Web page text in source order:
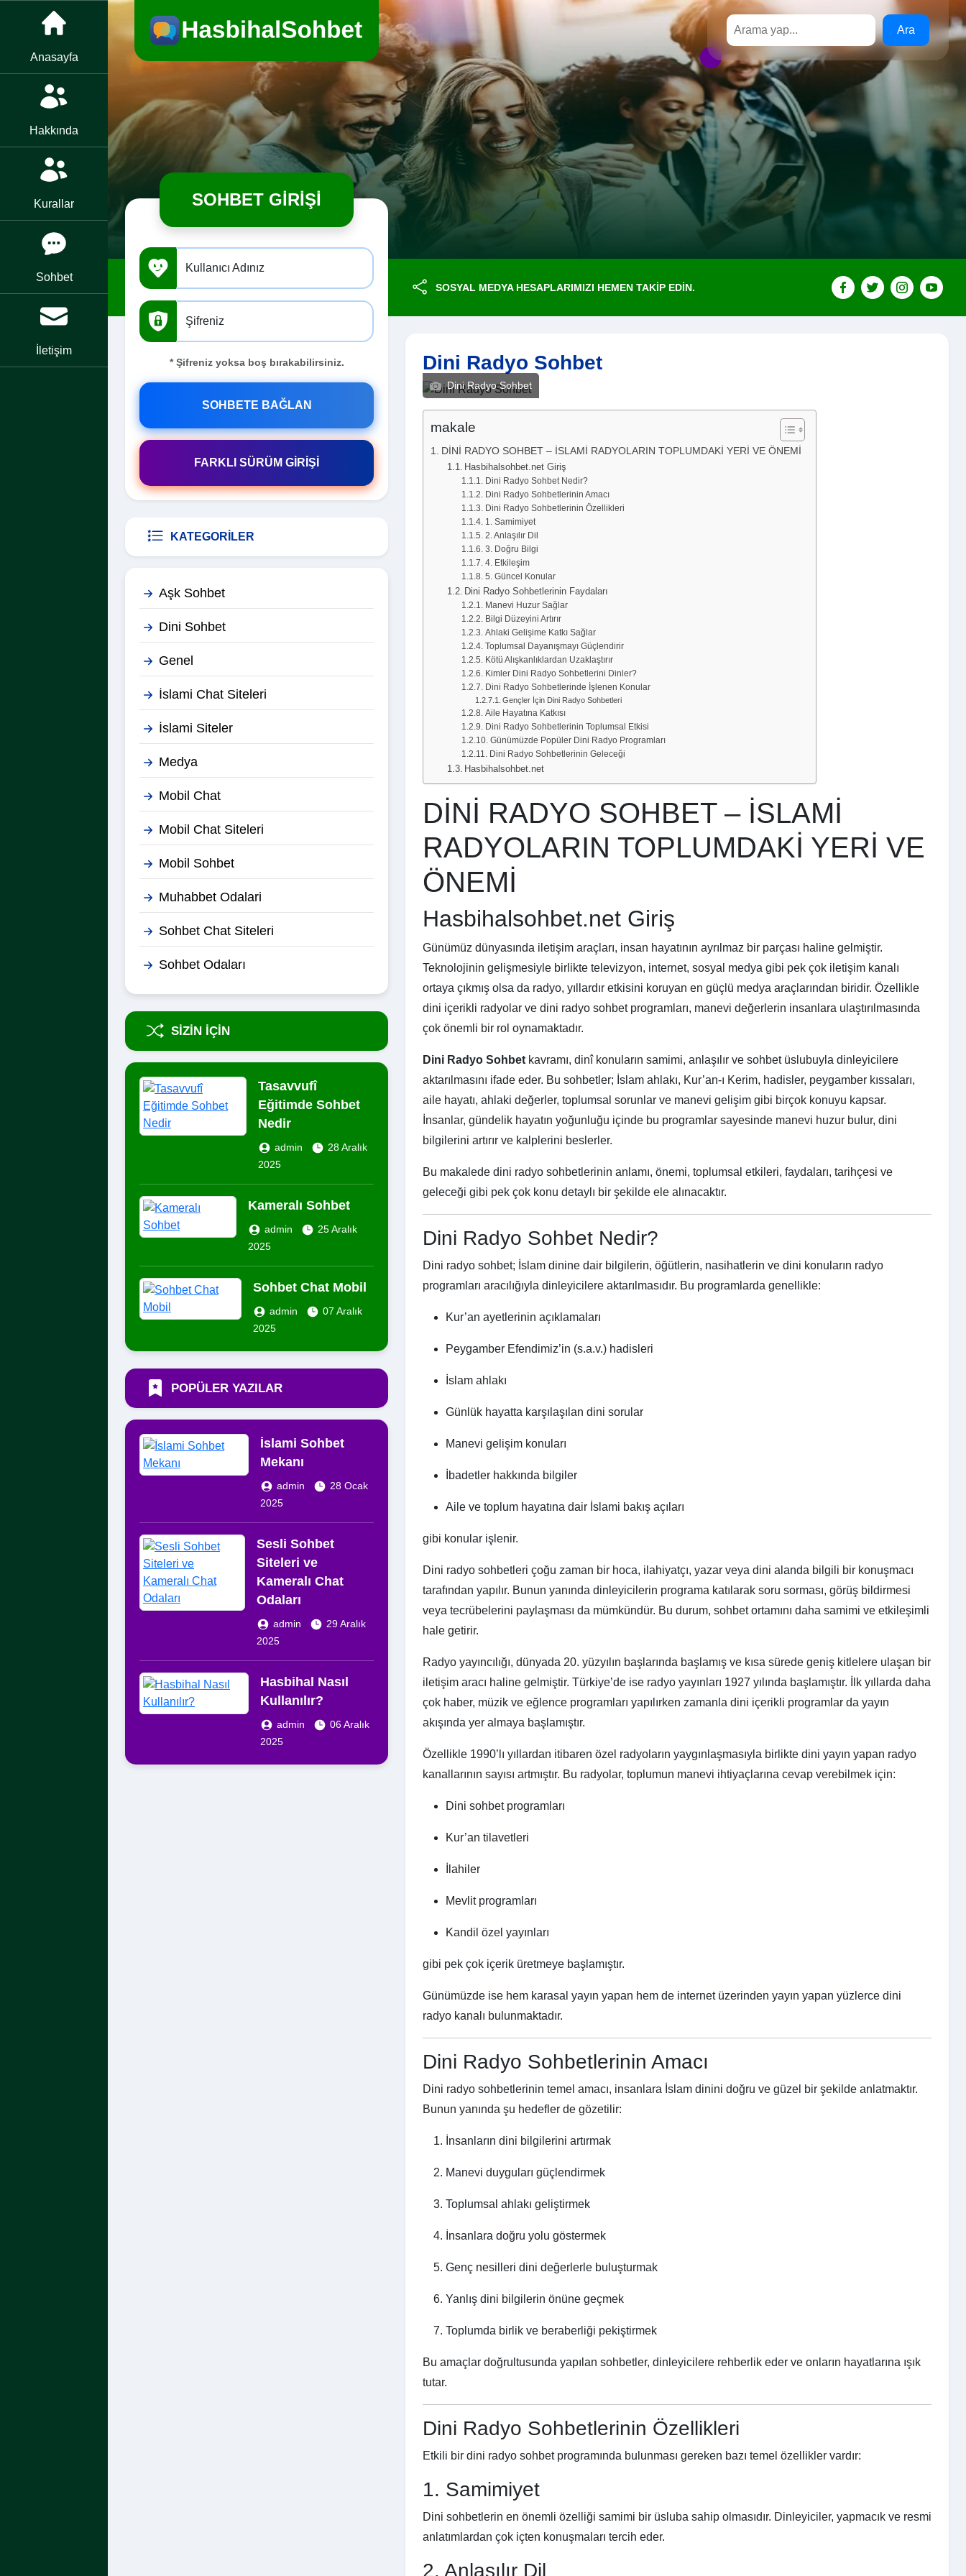
Anasayfa
Hakkında
Kurallar
Sohbet
İletişim
Ara
SOSYAL MEDYA HESAPLARIMIZI HEMEN TAKIP EDIN.
SOHBET GIRIŞI
Kullanıcı Adınız
Şifreniz
* Şifreniz yoksa boş bırakabilirsiniz.
SOHBETE BAĞLAN
FARKLI SÜRÜM GİRİŞİ
KATEGORILER
Aşk Sohbet
Dini Sohbet
Genel
İslami Chat Siteleri
İslami Siteler
Medya
Mobil Chat
Mobil Chat Siteleri
Mobil Sohbet
Muhabbet Odalari
Sohbet Chat Siteleri
Sohbet Odaları
SIZIN İÇIN
Tasavvufî
Eğitimde Sohbet
Nedir
admin
28 Aralık
2025
Kameralı Sohbet
admin
25 Aralık
2025
Sohbet Chat Mobil
admin
07 Aralık
2025
POPÜLER YAZILAR
İslami Sohbet
Mekanı
admin
28 Ocak
2025
Sesli Sohbet
Siteleri ve
Kameralı Chat
Odaları
admin
29 Aralık
2025
Hasbihal Nasıl
Kullanılır?
admin
06 Aralık
2025
Dini Radyo Sohbet
Dini Radyo Sohbet
makale
DİNİ RADYO SOHBET – İSLAMİ RADYOLARIN TOPLUMDAKİ YERİ VE ÖNEMİ
Hasbihalsohbet.net Giriş
Dini Radyo Sohbet Nedir?
Dini Radyo Sohbetlerinin Amacı
Dini Radyo Sohbetlerinin Özellikleri
1. Samimiyet
2. Anlaşılır Dil
3. Doğru Bilgi
4. Etkileşim
5. Güncel Konular
Dini Radyo Sohbetlerinin Faydaları
Manevi Huzur Sağlar
Bilgi Düzeyini Artırır
Ahlaki Gelişime Katkı Sağlar
Toplumsal Dayanışmayı Güçlendirir
Kötü Alışkanlıklardan Uzaklaştırır
Kimler Dini Radyo Sohbetlerini Dinler?
Dini Radyo Sohbetlerinde İşlenen Konular
Gençler İçin Dini Radyo Sohbetleri
Aile Hayatına Katkısı
Dini Radyo Sohbetlerinin Toplumsal Etkisi
Günümüzde Popüler Dini Radyo Programları
Dini Radyo Sohbetlerinin Geleceği
Hasbihalsohbet.net
DİNİ RADYO SOHBET – İSLAMİ
RADYOLARIN TOPLUMDAKİ YERİ VE
ÖNEMİ
Hasbihalsohbet.net Giriş
Günümüz dünyasında iletişim araçları, insan hayatının ayrılmaz bir parçası haline gelmiştir.
Teknolojinin gelişmesiyle birlikte televizyon, internet, sosyal medya gibi pek çok iletişim kanalı
ortaya çıkmış olsa da radyo, yıllardır etkisini koruyan en güçlü medya araçlarından biridir. Özellikle
dini içerikli radyolar ve dini radyo sohbet programları, manevi değerlerin insanlara ulaştırılmasında
çok önemli bir rol oynamaktadır.
Dini Radyo Sohbet kavramı, dinî konuların samimi, anlaşılır ve sohbet üslubuyla dinleyicilere
aktarılmasını ifade eder. Bu sohbetler; İslam ahlakı, Kur’an-ı Kerim, hadisler, peygamber kıssaları,
aile hayatı, ahlaki değerler, toplumsal sorunlar ve manevi gelişim gibi birçok konuyu kapsar.
İnsanlar, gündelik hayatın yoğunluğu içinde bu programlar sayesinde manevi huzur bulur, dini
bilgilerini artırır ve kalplerini beslerler.
Bu makalede dini radyo sohbetlerinin anlamı, önemi, toplumsal etkileri, faydaları, tarihçesi ve
geleceği gibi pek çok konu detaylı bir şekilde ele alınacaktır.
Dini Radyo Sohbet Nedir?
Dini radyo sohbet; İslam dinine dair bilgilerin, öğütlerin, nasihatlerin ve dini konuların radyo
programları aracılığıyla dinleyicilere aktarılmasıdır. Bu programlarda genellikle:
Kur’an ayetlerinin açıklamaları
Peygamber Efendimiz’in (s.a.v.) hadisleri
İslam ahlakı
Günlük hayatta karşılaşılan dini sorular
Manevi gelişim konuları
İbadetler hakkında bilgiler
Aile ve toplum hayatına dair İslami bakış açıları
gibi konular işlenir.
Dini radyo sohbetleri çoğu zaman bir hoca, ilahiyatçı, yazar veya dini alanda bilgili bir konuşmacı
tarafından yapılır. Bunun yanında dinleyicilerin programa katılarak soru sorması, görüş bildirmesi
veya tecrübelerini paylaşması da mümkündür. Bu durum, sohbet ortamını daha samimi ve etkileşimli
hale getirir.
Radyo yayıncılığı, dünyada 20. yüzyılın başlarında başlamış ve kısa sürede geniş kitlelere ulaşan bir
iletişim aracı haline gelmiştir. Türkiye’de ise radyo yayınları 1927 yılında başlamıştır. İlk yıllarda daha
çok haber, müzik ve eğlence programları yapılırken zamanla dini içerikli programlar da yayın
akışında yer almaya başlamıştır.
Özellikle 1990’lı yıllardan itibaren özel radyoların yaygınlaşmasıyla birlikte dini yayın yapan radyo
kanallarının sayısı artmıştır. Bu radyolar, toplumun manevi ihtiyaçlarına cevap verebilmek için:
Dini sohbet programları
Kur’an tilavetleri
İlahiler
Mevlit programları
Kandil özel yayınları
gibi pek çok içerik üretmeye başlamıştır.
Günümüzde ise hem karasal yayın yapan hem de internet üzerinden yayın yapan yüzlerce dini
radyo kanalı bulunmaktadır.
Dini Radyo Sohbetlerinin Amacı
Dini radyo sohbetlerinin temel amacı, insanlara İslam dinini doğru ve güzel bir şekilde anlatmaktır.
Bunun yanında şu hedefler de gözetilir:
İnsanların dini bilgilerini artırmak
Manevi duyguları güçlendirmek
Toplumsal ahlakı geliştirmek
İnsanlara doğru yolu göstermek
Genç nesilleri dini değerlerle buluşturmak
Yanlış dini bilgilerin önüne geçmek
Toplumda birlik ve beraberliği pekiştirmek
Bu amaçlar doğrultusunda yapılan sohbetler, dinleyicilere rehberlik eder ve onların hayatlarına ışık
tutar.
Dini Radyo Sohbetlerinin Özellikleri
Etkili bir dini radyo sohbet programında bulunması gereken bazı temel özellikler vardır:
1. Samimiyet
Dini sohbetlerin en önemli özelliği samimi bir üsluba sahip olmasıdır. Dinleyiciler, yapmacık ve resmi
anlatımlardan çok içten konuşmaları tercih eder.
2. Anlaşılır Dil